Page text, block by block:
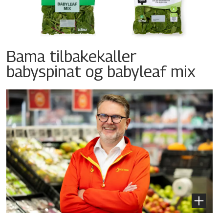
Bama tilbakekaller
babyspinat og babyleaf mix